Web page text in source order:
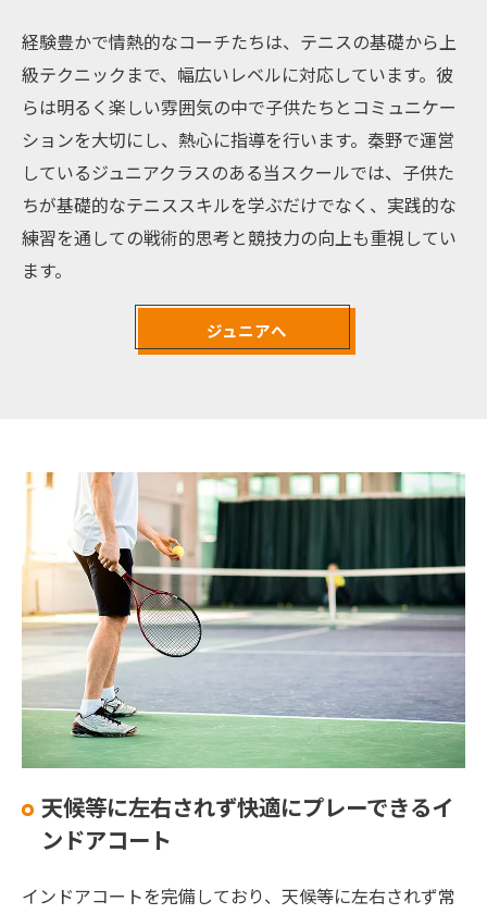
経験豊かで情熱的なコーチたちは、テニスの基礎から上
級テクニックまで、幅広いレベルに対応しています。彼
らは明るく楽しい雰囲気の中で子供たちとコミュニケー
ションを大切にし、熱心に指導を行います。秦野で運営
しているジュニアクラスのある当スクールでは、子供た
ちが基礎的なテニススキルを学ぶだけでなく、実践的な
練習を通しての戦術的思考と競技力の向上も重視してい
ます。
ジュニアへ
天候等に左右されず快適にプレーできるイ
ンドアコート
インドアコートを完備しており、天候等に左右されず常